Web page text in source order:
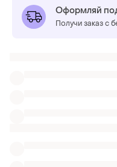
Оформляй
Получи заказ с